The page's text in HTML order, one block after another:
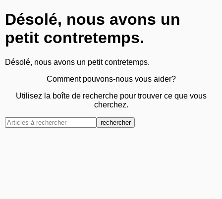
Désolé, nous avons un
petit contretemps.
Désolé, nous avons un petit contretemps.
Comment pouvons-nous vous aider?
Utilisez la boîte de recherche pour trouver ce que vous
cherchez.
rechercher